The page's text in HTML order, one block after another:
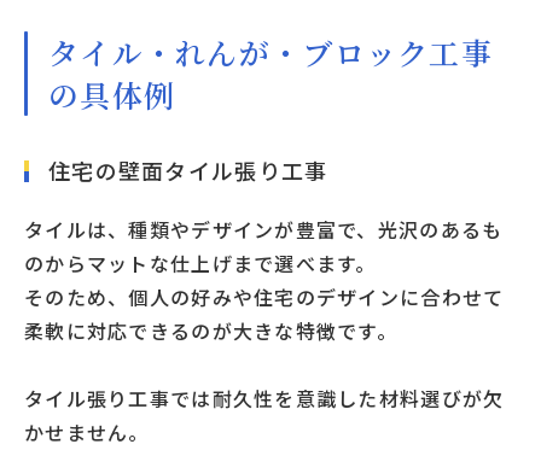
タイル・れんが・ブロック工事
の具体例
住宅の壁面タイル張り工事
タイルは、種類やデザインが豊富で、光沢のあるも
のからマットな仕上げまで選べます。
そのため、個人の好みや住宅のデザインに合わせて
柔軟に対応できるのが大きな特徴です。
タイル張り工事では耐久性を意識した材料選びが欠
かせません。